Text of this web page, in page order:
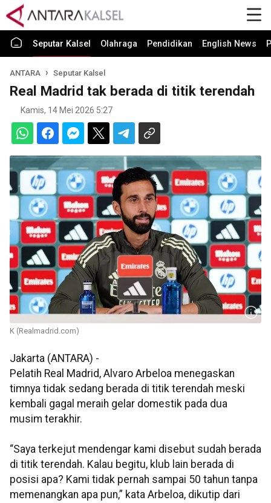
Seputar Kalsel Olahraga Pendidikan English News
ANTARA Seputar Kalsel
Real Madrid tak berada di titik terendah
Kamis, 14 Mei 2026 5:27
K (Realmadrid.com)
Jakarta (ANTARA) -
Pelatih Real Madrid, Alvaro Arbeloa menegaskan
timnya tidak sedang berada di titik terendah meski
kembali gagal meraih gelar domestik pada dua
musim terakhir.
“Saya terkejut mendengar kami disebut sudah berada
di titik terendah. Kalau begitu, klub lain berada di
posisi apa? Kami tidak pernah sampai 50 tahun tanpa
memenangkan apa pun,” kata Arbeloa, dikutip dari